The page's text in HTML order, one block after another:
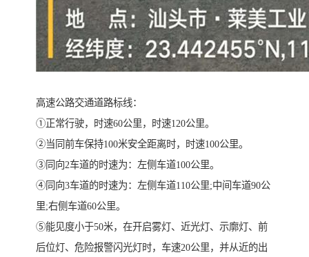
高速公路交通道路标线：
①正常行驶，时速60公里，时速120公里。
②当同前车保持100米安全距离时，时速100公里。
③同向2车道的时速为：左侧车道100公里。
④同向3车道的时速为：左侧车道110公里;中间车道90公
里;右侧车道60公里。
⑤能见度小于50米，在开启雾灯、近光灯、示廓灯、前
后位灯、危险报警闪光灯时，车速20公里，并从近的出